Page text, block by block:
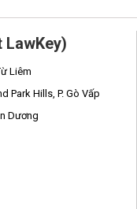
LawKey)
Liêm
Park Hills, P. Gò Vấp
Dương